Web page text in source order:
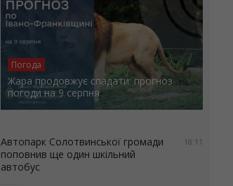
Погода
Жара продовжує спадати: прогноз
погоди на 9 серпня
18:11
Автопарк Солотвинської громади
поповнив ще один шкільний
автобус